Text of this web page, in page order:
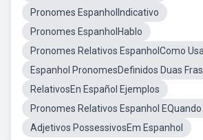
Pronomes EspanholIndicativo
Pronomes EspanholHablo
Pronomes Relativos EspanholComo
Espanhol PronomesDefinidos Duas
RelativosEn Español Ejemplos
Pronomes Relativos Espanhol
Adjetivos PossessivosEm Espanhol